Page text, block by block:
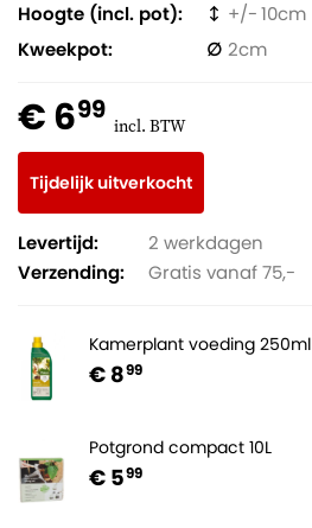
Hoogte (incl. pot)
10
Kweekpot
2
€ 699 incl. BTW
Tijdelijk uitverkocht
Levertijd:
2 werkdagen
Verzending:
Gratis vanaf 75,-
Kamerplant voeding 250ml
€ 899
Potgrond compact 10L
€ 599